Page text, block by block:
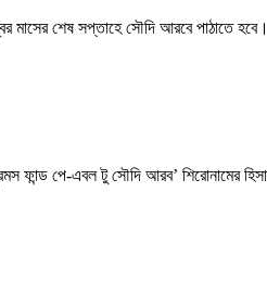
মাসের শেষ সপ্তাহে সৌদি আরবে পাঠাতে হবে।
ফান্ড পে-এবল টু সৌদি আরব’ শিরোনামের